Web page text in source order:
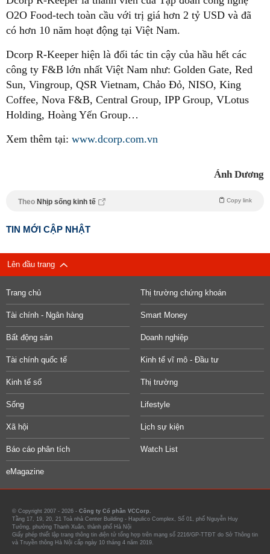
O2O Food-tech toàn cầu với trị giá hơn 2 tỷ USD và đã
có hơn 10 năm hoạt động tại Việt Nam.
Dcorp R-Keeper hiện là đối tác tin cậy của hầu hết các
công ty F&B lớn nhất Việt Nam như: Golden Gate, Red
Sun, Vingroup, QSR Vietnam, Chảo Đỏ, NISO, King
Coffee, Nova F&B, Central Group, IPP Group, VLotus
Holding, Hoàng Yến Group…
Xem thêm tại: www.dcorp.com.vn
Ánh Dương
Theo Nhịp sống kinh tế Copy link
TIN MỚI CẬP NHẬT
Lên đầu trang
Trang chủ Thị trường chứng khoán
Tài chính - Ngân hàng Smart Money
Bất động sản Doanh nghiệp
Tài chính quốc tế Kinh tế vĩ mô - Đầu tư
Kinh tế số Thị trường
Sống Lifestyle
Xã hội Lịch sự kiện
Báo cáo phân tích Watch List
eMagazine
© Copyright 2007 - 2026 - Công ty Cổ phần VCCorp.
Tầng 17, 19, 20, 21 Toà nhà Center Building - Hapulico Complex, Số 01, phố Nguyễn Huy
Tưởng, phường Thanh Xuân, thành phố Hà Nội
Giấy phép thiết lập trang thông tin điện tử tổng hợp trên mạng số 2216/GP-TTĐT do Sở Thông tin
và Truyền thông Hà Nội cấp ngày 10 tháng 4 năm 2019.